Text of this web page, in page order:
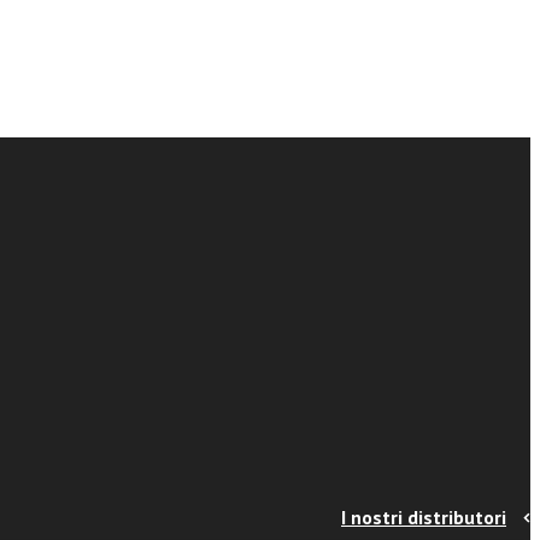
I nostri distributori